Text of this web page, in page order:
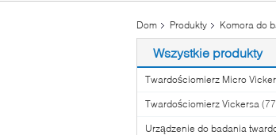
Dom Produkty Komora do
Wszystkie produkty
Twardościomierz Micro
Twardościomierz Vickersa
Urządzenie do badania